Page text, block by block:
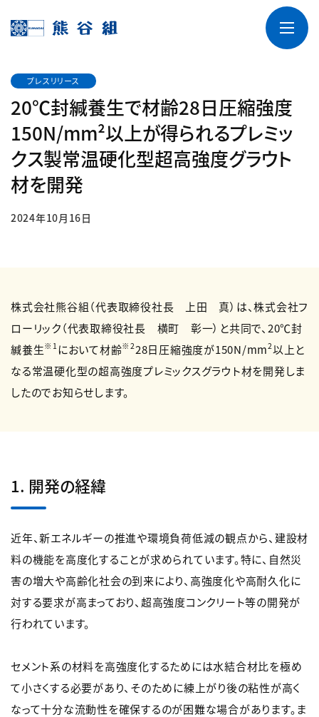
プレスリリース
20℃封緘養生で材齢28日圧縮強度
150N/mm²以上が得られるプレミッ
クス製常温硬化型超高強度グラウト
材を開発
2024年10月16日
株式会社熊谷組（代表取締役社長 上田 真）は、株式会社フ
ローリック（代表取締役社長 横町 彰一）と共同で、20℃封
緘養生※1 において材齢※228日圧縮強度が150N/mm2以上と
なる常温硬化型の超高強度プレミックスグラウト材を開発しま
したのでお知らせします。
1. 開発の経緯
近年、新エネルギーの推進や環境負荷低減の観点から、建設材
料の機能を高度化することが求められています。特に、自然災
害の増大や高齢化社会の到来により、高強度化や高耐久化に
対する要求が高まっており、超高強度コンクリート等の開発が
行われています。
セメント系の材料を高強度化するためには水結合材比を極め
て小さくする必要があり、そのために練上がり後の粘性が高く
なって十分な流動性を確保するのが困難な場合があります。ま